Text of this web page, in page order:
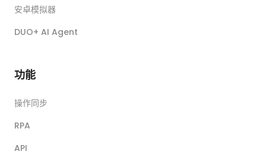
安卓模拟器
DUO+ AI Agent
功能
操作同步
RPA
API